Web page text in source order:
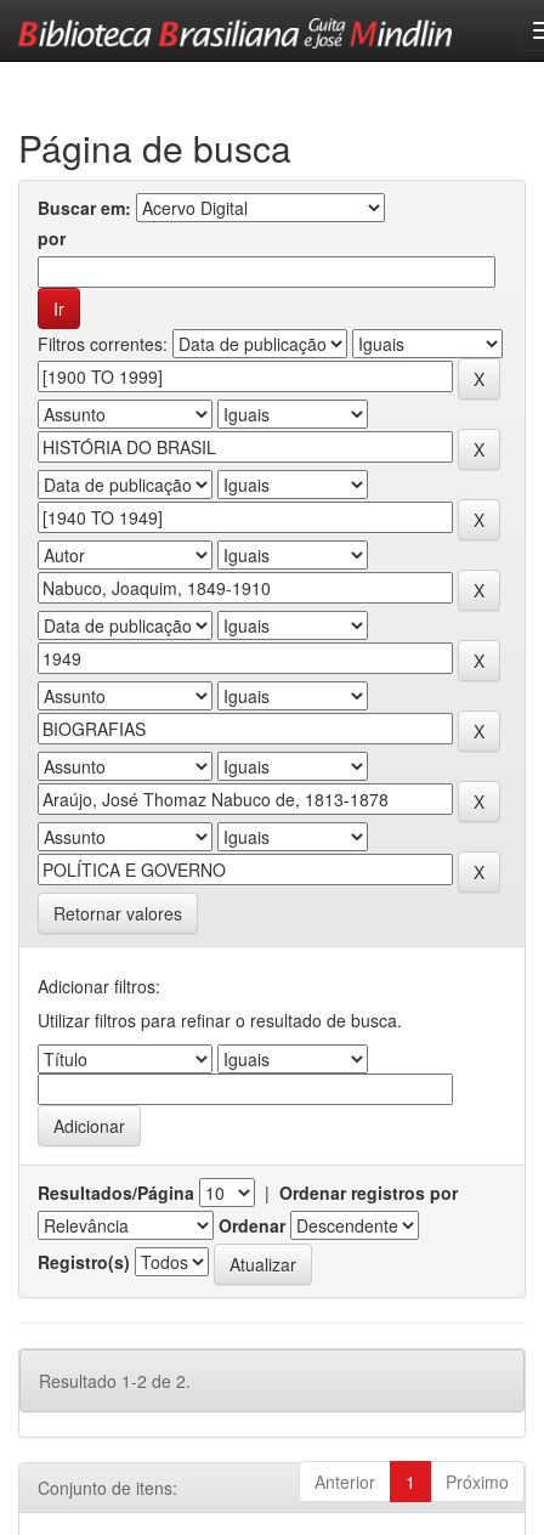
Página de busca
Buscar em:
por
Filtros correntes:
Retornar valores
Adicionar filtros:
Utilizar filtros para refinar o resultado de busca.
Resultados/Página | Ordenar registros por
Ordenar
Registro(s)
Resultado 1-2 de 2.
Anterior 1 Próximo
Conjunto de itens: